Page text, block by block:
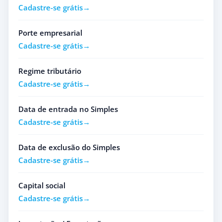
Cadastre-se grátis
Porte empresarial
Cadastre-se grátis
Regime tributário
Cadastre-se grátis
Data de entrada no Simples
Cadastre-se grátis
Data de exclusão do Simples
Cadastre-se grátis
Capital social
Cadastre-se grátis